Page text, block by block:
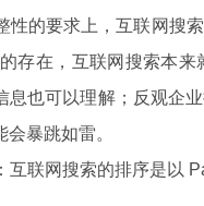
性的要求上，互联网搜
存在，互联网搜索本
息也可以理解；反观企
暴跳如雷。
互联网搜索的排序是以